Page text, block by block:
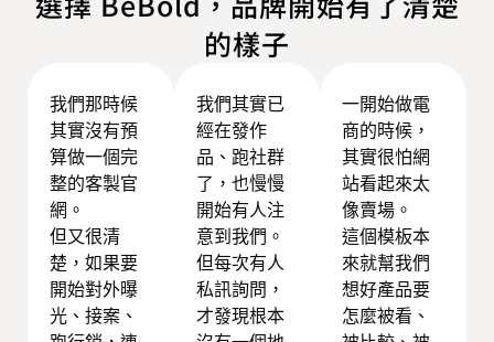
的樣子
我們那時候
其實沒有預
算做一個完
整的客製官
網。
但又很清
楚，如果要
開始對外曝
光、接案、
我們其實已
經在發作
品、跑社群
了，也慢慢
開始有人注
意到我們。
但每次有人
私訊詢問，
才發現根本
一開始做電
商的時候，
其實很怕網
站看起來太
像賣場。
這個模板本
來就幫我們
想好產品要
怎麼被看、